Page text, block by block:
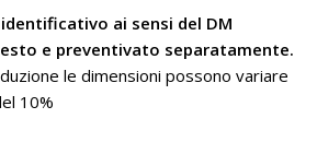
ai sensi del DM
e preventivato separatamente.
le dimensioni possono variare
10%